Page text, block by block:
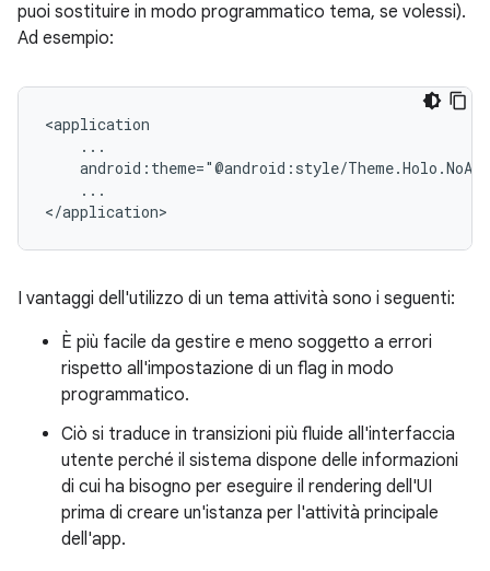
puoi sostituire in modo programmatico tema, se volessi).
Ad esempio:
android:theme="@android:style/
...
</application>
I vantaggi dell'utilizzo di un tema attività sono i seguenti:
È più facile da gestire e meno soggetto a errori
rispetto all'impostazione di un flag in modo
programmatico.
Ciò si traduce in transizioni più fluide all'interfaccia
utente perché il sistema dispone delle informazioni
di cui ha bisogno per eseguire il rendering dell'UI
prima di creare un'istanza per l'attività principale
dell'app.